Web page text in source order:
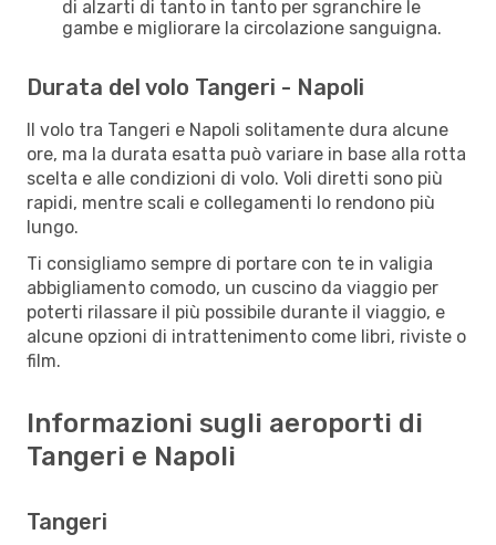
di alzarti di tanto in tanto per sgranchire le
gambe e migliorare la circolazione sanguigna.
Durata del volo Tangeri - Napoli
Il volo tra Tangeri e Napoli solitamente dura alcune
ore, ma la durata esatta può variare in base alla rotta
scelta e alle condizioni di volo. Voli diretti sono più
rapidi, mentre scali e collegamenti lo rendono più
lungo.
Ti consigliamo sempre di portare con te in valigia
abbigliamento comodo, un cuscino da viaggio per
poterti rilassare il più possibile durante il viaggio, e
alcune opzioni di intrattenimento come libri, riviste o
film.
Informazioni sugli aeroporti di
Tangeri e Napoli
Tangeri